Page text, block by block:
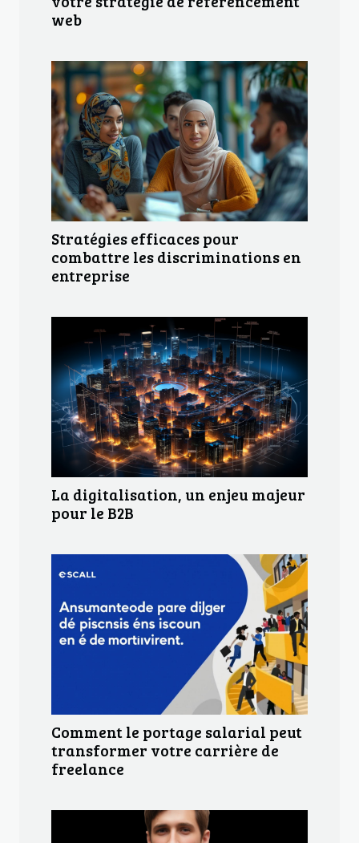
web
Stratégies efficaces pour
combattre les discriminations en
entreprise
La digitalisation, un enjeu majeur
pour le B2B
Comment le portage salarial peut
transformer votre carrière de
freelance